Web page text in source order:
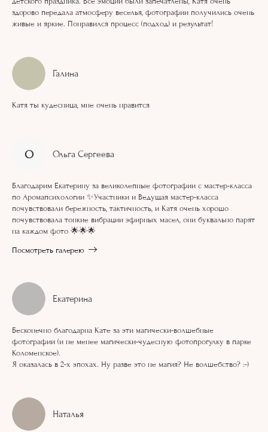
здорово передала атмосферу веселья, фотографии получились очень
живые и яркие. Понравился процесс (подход) и результат!
Галина
Катя ты кудесница, мне очень нравится
О Ольга Сергеева
Благодарим Екатерину за великолепные фотографии с мастер-класса
по Аромапсихологии ✨Участники и Ведущая мастер-класса
почувствовали бережность, тактичность, и Катя очень хорошо
почувствовала тонкие вибрации эфирных масел, они буквально парят
на каждом фото 🌟🌟🌟
Посмотреть галерею
Екатерина
Бесконечно благодарна Кате за эти магически-волшебные
фотографии (и не менее магически-чудесную фотопрогулку в парке
Коломенское).
Я оказалась в 2-х эпохах. Ну разве это не магия? Не волшебство? :-)
Наталья